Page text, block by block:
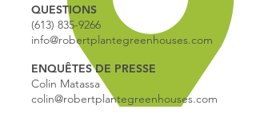
QUESTIONS
(613) 835-9266
info@robertplantegreenhouses.com
ENQUÊTES DE PRESSE
Colin Matassa
colin@robertplantegreenhouses.com